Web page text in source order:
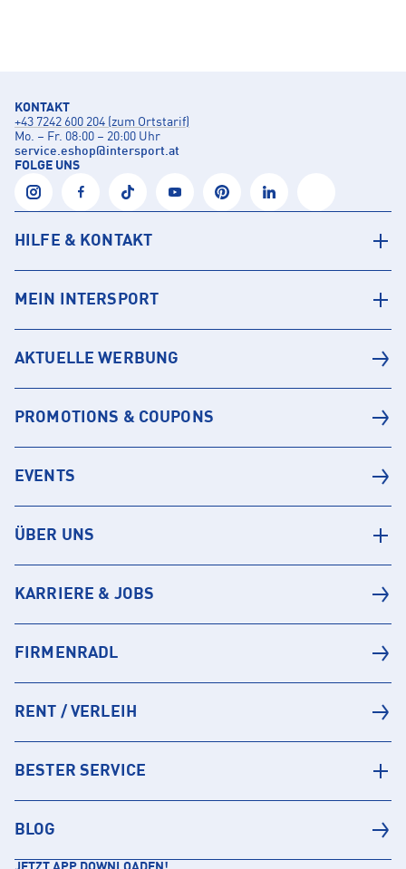
KONTAKT
+43 7242 600 204 (zum Ortstarif)
Mo. – Fr. 08:00 – 20:00 Uhr
service.eshop@intersport.at
FOLGE UNS
HILFE & KONTAKT
MEIN INTERSPORT
AKTUELLE WERBUNG
PROMOTIONS & COUPONS
EVENTS
ÜBER UNS
KARRIERE & JOBS
FIRMENRADL
RENT / VERLEIH
BESTER SERVICE
BLOG